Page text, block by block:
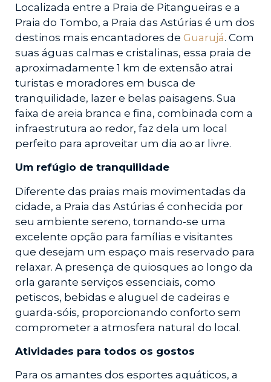
Localizada entre a Praia de Pitangueiras e a
Praia do Tombo, a Praia das Astúrias é um dos
destinos mais encantadores de Guarujá. Com
suas águas calmas e cristalinas, essa praia de
aproximadamente 1 km de extensão atrai
turistas e moradores em busca de
tranquilidade, lazer e belas paisagens. Sua
faixa de areia branca e fina, combinada com a
infraestrutura ao redor, faz dela um local
perfeito para aproveitar um dia ao ar livre.
Um refúgio de tranquilidade
Diferente das praias mais movimentadas da
cidade, a Praia das Astúrias é conhecida por
seu ambiente sereno, tornando-se uma
excelente opção para famílias e visitantes
que desejam um espaço mais reservado para
relaxar. A presença de quiosques ao longo da
orla garante serviços essenciais, como
petiscos, bebidas e aluguel de cadeiras e
guarda-sóis, proporcionando conforto sem
comprometer a atmosfera natural do local.
Atividades para todos os gostos
Para os amantes dos esportes aquáticos, a